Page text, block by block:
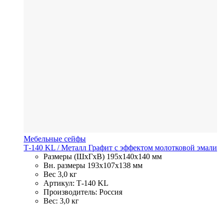
Мебельные сейфы
Т-140 KL / Металл Графит с эффектом молотковой эмали
Размеры (ШхГхВ) 195x140x140 мм
Вн. размеры 193x107х138 мм
Вес 3,0 кг
Артикул: Т-140 KL
Производитель: Россия
Вес: 3,0 кг